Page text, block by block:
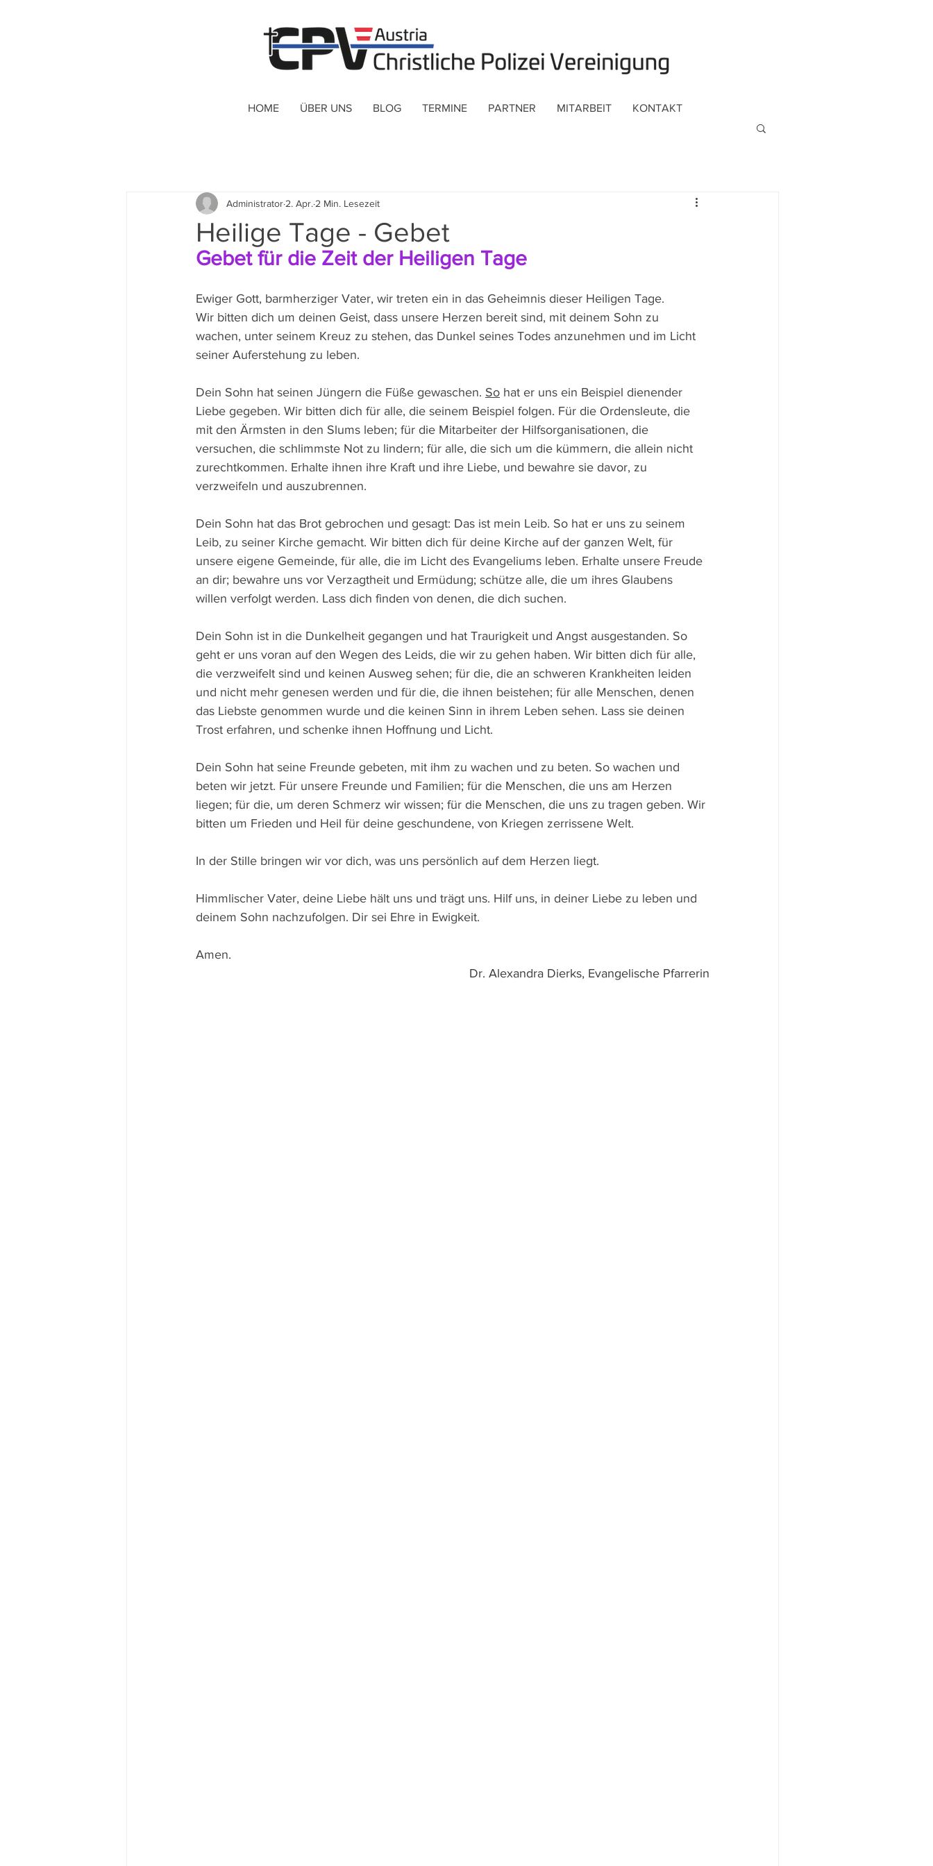
HOME ÜBER UNS BLOG TERMINE PARTNER MITARBEIT KONTAKT
Heilige Tage - Gebet
Administrator 2. Apr. 2 Min. Lesezeit
Gebet für die Zeit der Heiligen Tage
Ewiger Gott, barmherziger Vater, wir treten ein in das Geheimnis dieser Heiligen Tage.
Wir bitten dich um deinen Geist, dass unsere Herzen bereit sind, mit deinem Sohn zu
wachen, unter seinem Kreuz zu stehen, das Dunkel seines Todes anzunehmen und im Licht
seiner Auferstehung zu leben.
Dein Sohn hat seinen Jüngern die Füße gewaschen. So hat er uns ein Beispiel dienender
Liebe gegeben. Wir bitten dich für alle, die seinem Beispiel folgen. Für die Ordensleute, die
mit den Ärmsten in den Slums leben; für die Mitarbeiter der Hilfsorganisationen, die
versuchen, die schlimmste Not zu lindern; für alle, die sich um die kümmern, die allein nicht
zurechtkommen. Erhalte ihnen ihre Kraft und ihre Liebe, und bewahre sie davor, zu
verzweifeln und auszubrennen.
Dein Sohn hat das Brot gebrochen und gesagt: Das ist mein Leib. So hat er uns zu seinem
Leib, zu seiner Kirche gemacht. Wir bitten dich für deine Kirche auf der ganzen Welt, für
unsere eigene Gemeinde, für alle, die im Licht des Evangeliums leben. Erhalte unsere Freude
an dir; bewahre uns vor Verzagtheit und Ermüdung; schütze alle, die um ihres Glaubens
willen verfolgt werden. Lass dich finden von denen, die dich suchen.
Dein Sohn ist in die Dunkelheit gegangen und hat Traurigkeit und Angst ausgestanden. So
geht er uns voran auf den Wegen des Leids, die wir zu gehen haben. Wir bitten dich für alle,
die verzweifelt sind und keinen Ausweg sehen; für die, die an schweren Krankheiten leiden
und nicht mehr genesen werden und für die, die ihnen beistehen; für alle Menschen, denen
das Liebste genommen wurde und die keinen Sinn in ihrem Leben sehen. Lass sie deinen
Trost erfahren, und schenke ihnen Hoffnung und Licht.
Dein Sohn hat seine Freunde gebeten, mit ihm zu wachen und zu beten. So wachen und
beten wir jetzt. Für unsere Freunde und Familien; für die Menschen, die uns am Herzen
liegen; für die, um deren Schmerz wir wissen; für die Menschen, die uns zu tragen geben. Wir
bitten um Frieden und Heil für deine geschundene, von Kriegen zerrissene Welt.
In der Stille bringen wir vor dich, was uns persönlich auf dem Herzen liegt.
Himmlischer Vater, deine Liebe hält uns und trägt uns. Hilf uns, in deiner Liebe zu leben und
deinem Sohn nachzufolgen. Dir sei Ehre in Ewigkeit.
Amen.
Dr. Alexandra Dierks, Evangelische Pfarrerin